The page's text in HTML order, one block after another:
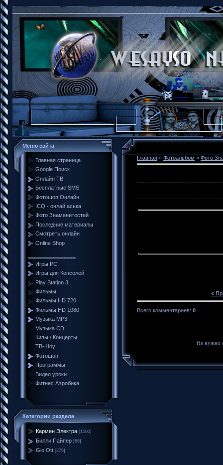
Меню сайта
Главная страница
Google Поиск
Онлайн ТВ
Бесплатные SMS
Фотошоп Онлайн
ICQ - онлай аська
Фото Знаменитостей
Последние материалы
Смотреть онлайн
Online Shop
================
Игры PC
Игры для Консолей
Play Station 3
Фильмы
Фильмы HD 720
Фильмы HD 1080
Музыка MP3
Музыка CD
Кипы / Концерты
ТВ-Шоу
Фотошоп
Программы
Видео уроки
Фитнес Аэробика
Категории раздела
Кармен Электра [1500]
Билли Пайпер [66]
Gio Ott [376]
Главная » Фотоальбом » Фото
«
Всего комментариев: 0
Не нужно